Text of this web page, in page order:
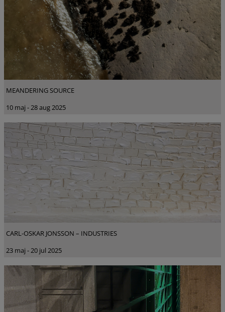
MEANDERING SOURCE
10 maj - 28 aug 2025
CARL-OSKAR JONSSON – INDUSTRIES
23 maj - 20 jul 2025